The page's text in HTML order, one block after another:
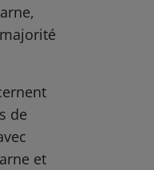
de
et